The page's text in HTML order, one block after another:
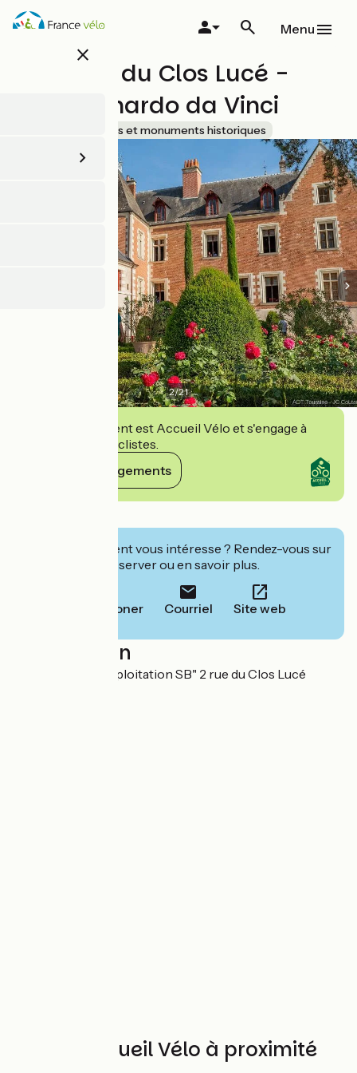
Aller
au
close
Menu
Château du Clos Lucé -
Parc Leonardo da Vinci
Sites et monuments historiques
2/21
Cet établissement est Accueil Vélo et s'engage à
accueillir des cyclistes.
Voir ses engagements
Cet établissement vous intéresse ? Rendez-vous sur
leur site pour réserver ou en savoir plus.
Téléphoner Courriel Site web
Localisation
SAS "Société d'exploitation SB" 2 rue du Clos Lucé
Autres Accueil Vélo à proximité